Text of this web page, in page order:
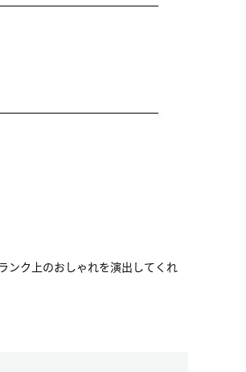
ンク上のおしゃれを演出してくれ